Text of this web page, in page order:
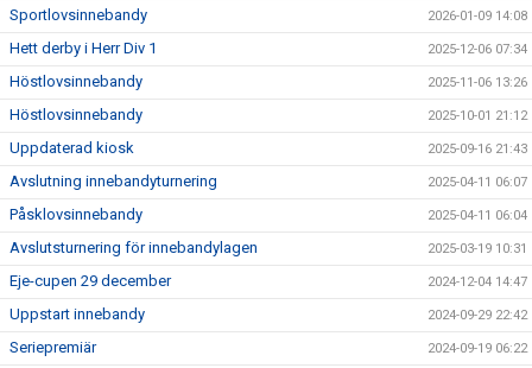
Sportlovsinnebandy 2026-01-09 14:08
Hett derby i Herr Div 1 2025-12-06 07:34
Höstlovsinnebandy 2025-11-06 13:26
Höstlovsinnebandy 2025-10-01 21:12
Uppdaterad kiosk 2025-09-16 21:43
Avslutning innebandyturnering 2025-04-11 06:07
Påsklovsinnebandy 2025-04-11 06:04
Avslutsturnering för innebandylagen 2025-03-19 10:31
Eje-cupen 29 december 2024-12-04 14:47
Uppstart innebandy 2024-09-29 22:42
Seriepremiär 2024-09-19 06:22